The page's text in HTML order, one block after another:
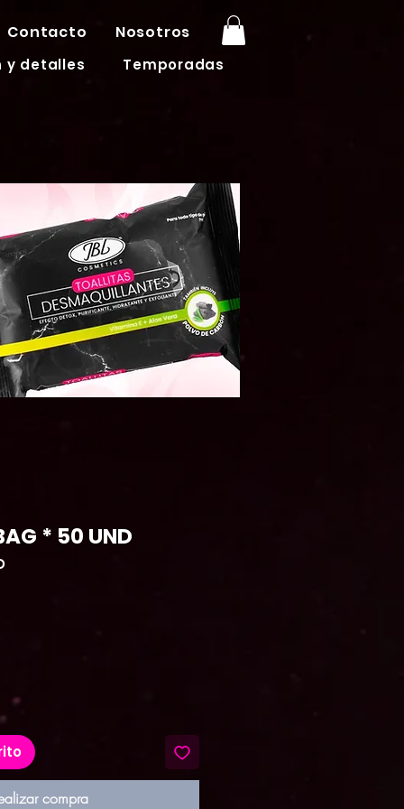
Contacto Nosotros
y detalles Temporadas
* 50 UND
compra